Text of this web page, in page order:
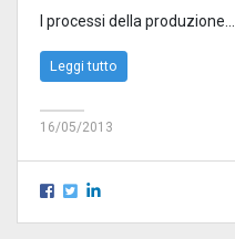
I processi della produzione...
Leggi tutto
16/05/2013